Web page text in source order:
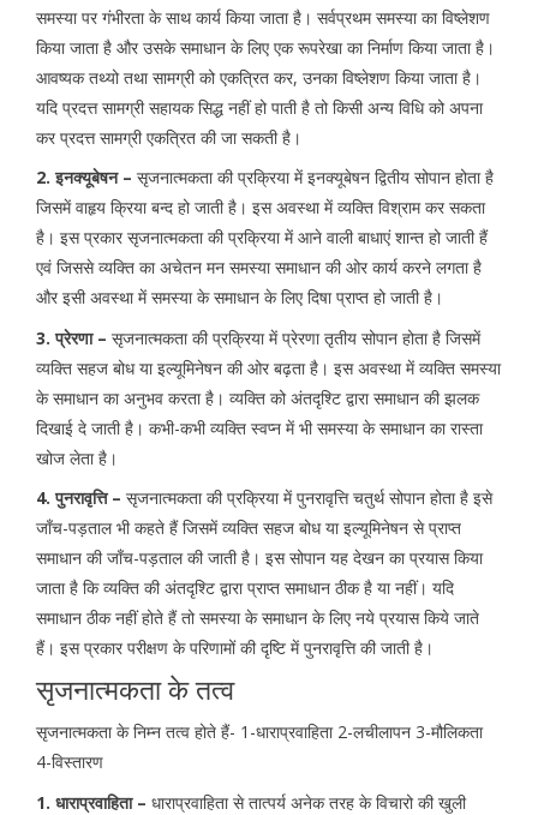
समस्या पर गंभीरता के साथ कार्य किया जाता है। सर्वप्रथम समस्या का विष्लेशण
किया जाता है और उसके समाधान के लिए एक रूपरेखा का निर्माण किया जाता है।
आवष्यक तथ्यो तथा सामग्री को एकत्रित कर, उनका विष्लेशण किया जाता है।
यदि प्रदत्त सामग्री सहायक सिद्ध नहीं हो पाती है तो किसी अन्य विधि को अपना
कर प्रदत्त सामग्री एकत्रित की जा सकती है।
2. इनक्यूबेषन – सृजनात्मकता की प्रक्रिया में इनक्यूबेषन द्वितीय सोपान होता है
जिसमें वाहृय क्रिया बन्द हो जाती है। इस अवस्था में व्यक्ति विश्राम कर सकता
है। इस प्रकार सृजनात्मकता की प्रक्रिया में आने वाली बाधाएं शान्त हो जाती हैं
एवं जिससे व्यक्ति का अचेतन मन समस्या समाधान की ओर कार्य करने लगता है
और इसी अवस्था में समस्या के समाधान के लिए दिषा प्राप्त हो जाती है।
3. प्रेरणा – सृजनात्मकता की प्रक्रिया में प्रेरणा तृतीय सोपान होता है जिसमें
व्यक्ति सहज बोध या इल्यूमिनेषन की ओर बढ़ता है। इस अवस्था में व्यक्ति समस्या
के समाधान का अनुभव करता है। व्यक्ति को अंतदृश्टि द्वारा समाधान की झलक
दिखाई दे जाती है। कभी-कभी व्यक्ति स्वप्न में भी समस्या के समाधान का रास्ता
खोज लेता है।
4.पुनरावृत्ति – सृजनात्मकता की प्रक्रिया में पुनरावृत्ति चतुर्थ सोपान होता है इसे
जाँच-पड़ताल भी कहते हैं जिसमें व्यक्ति सहज बोध या इल्यूमिनेषन से प्राप्त
समाधान की जाँच-पड़ताल की जाती है। इस सोपान यह देखन का प्रयास किया
जाता है कि व्यक्ति की अंतदृश्टि द्वारा प्राप्त समाधान ठीक है या नहीं। यदि
समाधान ठीक नहीं होते हैं तो समस्या के समाधान के लिए नये प्रयास किये जाते
हैं। इस प्रकार परीक्षण के परिणामों की दृष्टि में पुनरावृत्ति की जाती है।
सृजनात्मकता के तत्व
सृजनात्मकता के निम्न तत्व होते हैं- 1-धाराप्रवाहिता 2-लचीलापन 3-मौलिकता
4-विस्तारण
1. धाराप्रवाहिता – धाराप्रवाहिता से तात्पर्य अनेक तरह के विचारो की खुली